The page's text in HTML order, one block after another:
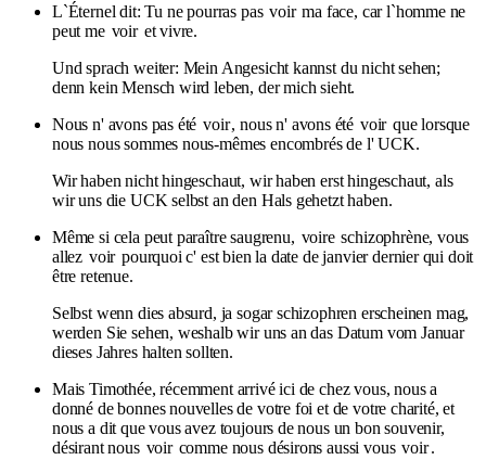
L`Éternel dit: Tu ne pourras pas voir ma face, car l`homme ne
peut me voir et vivre.
Und sprach weiter: Mein Angesicht kannst du nicht sehen;
denn kein Mensch wird leben, der mich sieht.
Nous n' avons pas été voir, nous n' avons été voir que lorsque
nous nous sommes nous-mêmes encombrés de l' UCK.
Wir haben nicht hingeschaut, wir haben erst hingeschaut, als
wir uns die UCK selbst an den Hals gehetzt haben.
Même si cela peut paraître saugrenu, voire schizophrène, vous
allez voir pourquoi c' est bien la date de janvier dernier qui doit
être retenue.
Selbst wenn dies absurd, ja sogar schizophren erscheinen mag,
werden Sie sehen, weshalb wir uns an das Datum vom Januar
dieses Jahres halten sollten.
Mais Timothée, récemment arrivé ici de chez vous, nous a
donné de bonnes nouvelles de votre foi et de votre charité, et
nous a dit que vous avez toujours de nous un bon souvenir,
désirant nous voir comme nous désirons aussi vous voir .